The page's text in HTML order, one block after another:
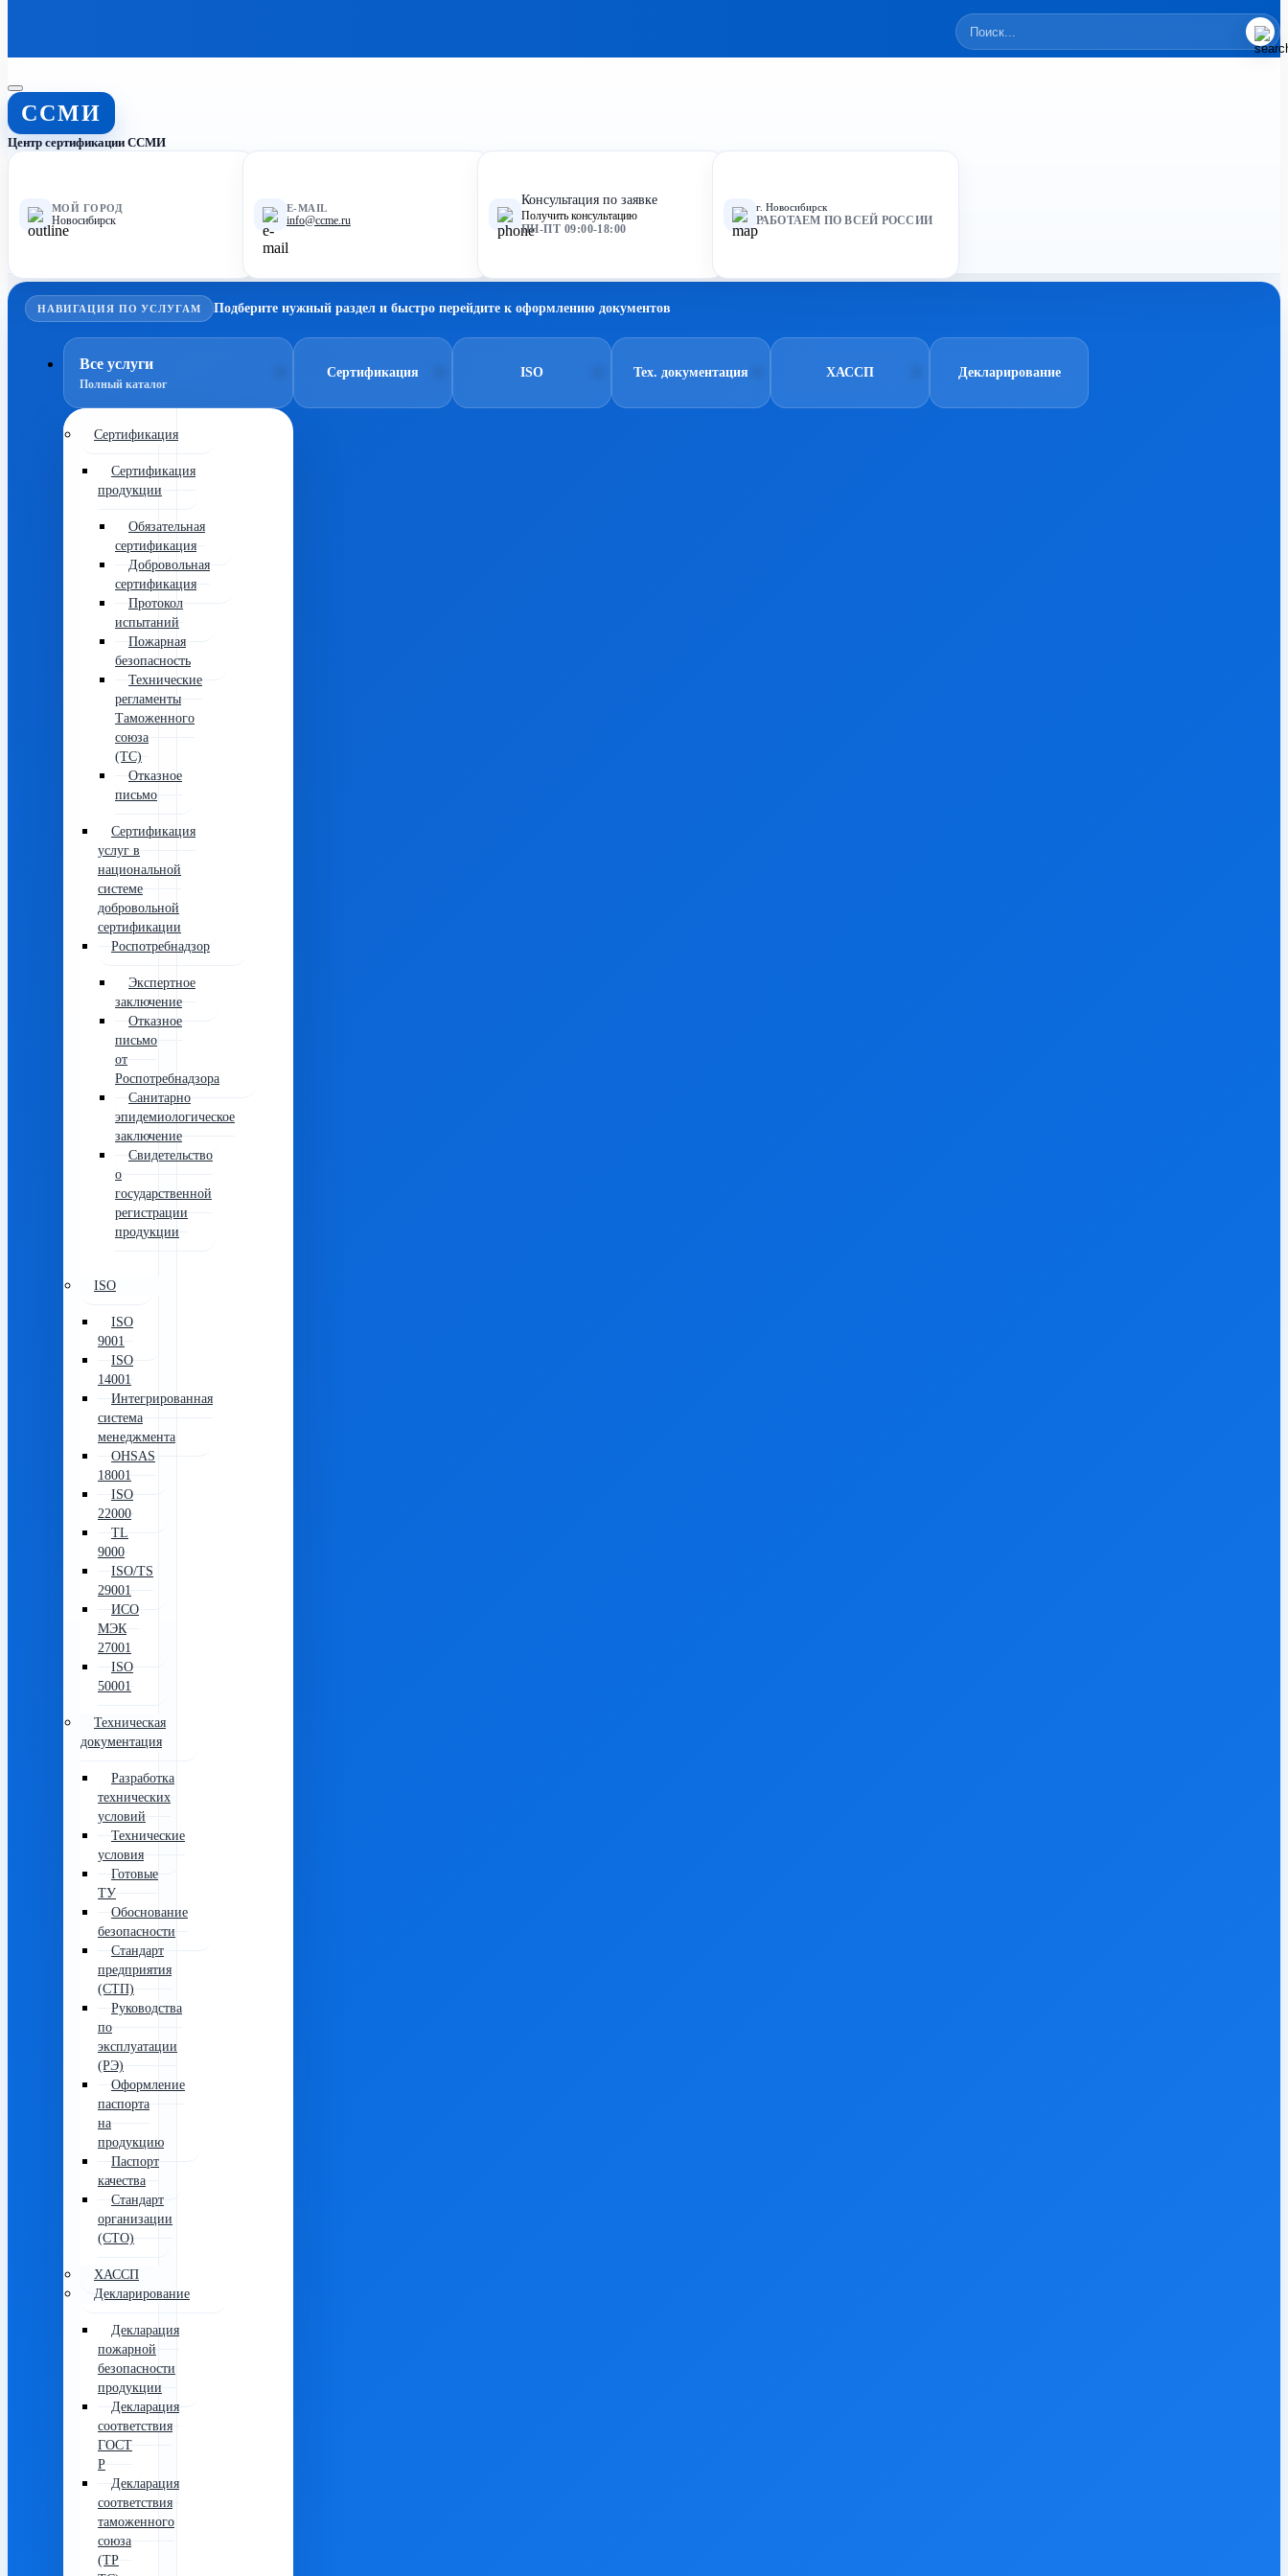
ССМИ
Центр сертификации ССМИ
МОЙ ГОРОД
Новосибирск
E-MAIL
info@ccme.ru
Консультация по заявке
Получить консультацию
ПН-ПТ 09:00-18:00
г. Новосибирск
РАБОТАЕМ ПО ВСЕЙ РОССИИ
НАВИГАЦИЯ ПО УСЛУГАМ Подберите нужный раздел и быстро перейдите к оформлению документов
Все услуги
Полный каталог
Сертификация
Сертификация
продукции
Обязательная
сертификация
Добровольная
сертификация
Протокол
испытаний
Пожарная
безопасность
Технические
регламенты
Таможенного
союза
(ТС)
Отказное
письмо
Сертификация
услуг в
национальной
системе
добровольной
сертификации
Роспотребнадзор
Экспертное
заключение
Отказное
письмо
от
Роспотребнадзора
Санитарно
эпидемиологическое
заключение
Свидетельство
о
государственной
регистрации
продукции
ISO
ISO
9001
ISO
14001
Интегрированная
система
менеджмента
OHSAS
18001
ISO
22000
TL
9000
ISO/TS
29001
ИСО
МЭК
27001
ISO
50001
Техническая
документация
Разработка
технических
условий
Технические
условия
Готовые
ТУ
Обоснование
безопасности
Стандарт
предприятия
(СТП)
Руководства
по
эксплуатации
(РЭ)
Оформление
паспорта
на
продукцию
Паспорт
качества
Стандарт
организации
(СТО)
ХАССП
Декларирование
Декларация
пожарной
безопасности
продукции
Декларация
соответствия
ГОСТ
Р
Декларация
соответствия
таможенного
союза
(ТР
Сертификация ISO Тех. документация ХАССП Декларирование